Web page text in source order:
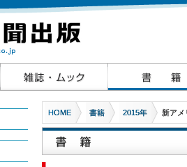
HOME 書籍 2015年 新アメ